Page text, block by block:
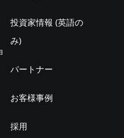
投資家情報 (英語の
み)
パートナー
お客様事例
採用